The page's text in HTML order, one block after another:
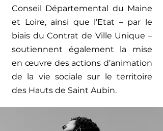
Conseil Départemental du Maine
et Loire, ainsi que l’Etat – par le
biais du Contrat de Ville Unique –
soutiennent également la mise
en œuvre des actions d’animation
de la vie sociale sur le territoire
des Hauts de Saint Aubin.